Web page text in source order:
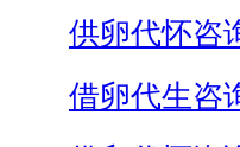
供卵代怀咨
借卵代生咨